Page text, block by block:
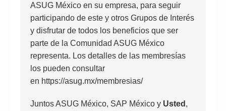
ASUG México en su empresa, para seguir
participando de este y otros Grupos de Interés
y disfrutar de todos los beneficios que ser
parte de la Comunidad ASUG México
representa. Los detalles de las membresías
los pueden consultar
en https://asug.mx/membresias/
Juntos ASUG México, SAP México y Usted ,